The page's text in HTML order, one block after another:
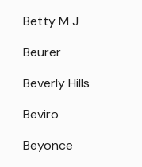
Betty M J
Beurer
Beverly Hills
Beviro
Beyonce